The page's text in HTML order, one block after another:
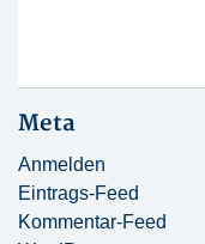
Meta
Anmelden
Eintrags-Feed
Kommentar-Feed